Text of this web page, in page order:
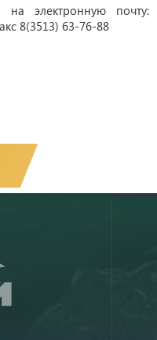
электронную почту:
8(3513) 63-76-88